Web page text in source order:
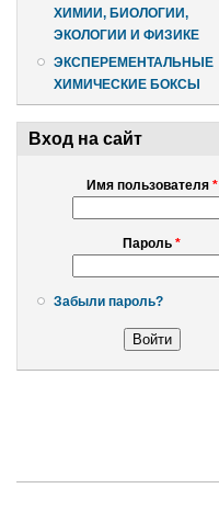
ХИМИИ, БИОЛОГИИ,
ЭКОЛОГИИ И ФИЗИКЕ
ЭКСПЕРЕМЕНТАЛЬНЫЕ
ХИМИЧЕСКИЕ БОКСЫ
Вход на сайт
Имя пользователя *
Пароль *
Забыли пароль?